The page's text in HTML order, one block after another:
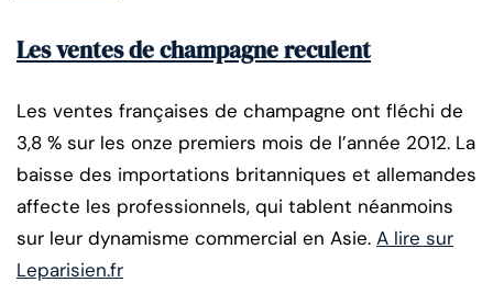
Les ventes de champagne reculent
Les ventes françaises de champagne ont fléchi de
3,8 % sur les onze premiers mois de l’année 2012. La
baisse des importations britanniques et allemandes
affecte les professionnels, qui tablent néanmoins
sur leur dynamisme commercial en Asie. A lire sur
Leparisien.fr